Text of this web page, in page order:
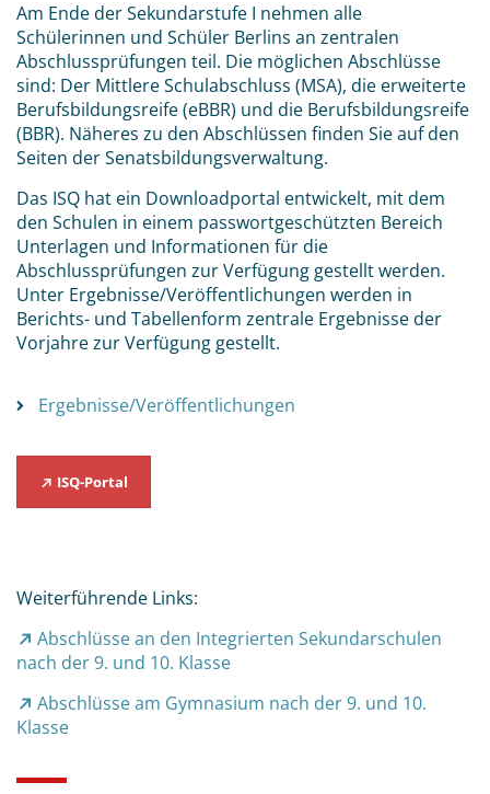
Am Ende der Sekundarstufe I nehmen alle
Schülerinnen und Schüler Berlins an zentralen
Abschlussprüfungen teil. Die möglichen Abschlüsse
sind: Der Mittlere Schulabschluss (MSA), die erweiterte
Berufsbildungsreife (eBBR) und die Berufsbildungsreife
(BBR). Näheres zu den Abschlüssen finden Sie auf den
Seiten der Senatsbildungsverwaltung.
Das ISQ hat ein Downloadportal entwickelt, mit dem
den Schulen in einem passwortgeschützten Bereich
Unterlagen und Informationen für die
Abschlussprüfungen zur Verfügung gestellt werden.
Unter Ergebnisse/Veröffentlichungen werden in
Berichts- und Tabellenform zentrale Ergebnisse der
Vorjahre zur Verfügung gestellt.
Ergebnisse/Veröffentlichungen
ISQ-Portal
Weiterführende Links:
Abschlüsse an den Integrierten Sekundarschulen
nach der 9. und 10. Klasse
Abschlüsse am Gymnasium nach der 9. und 10.
Klasse